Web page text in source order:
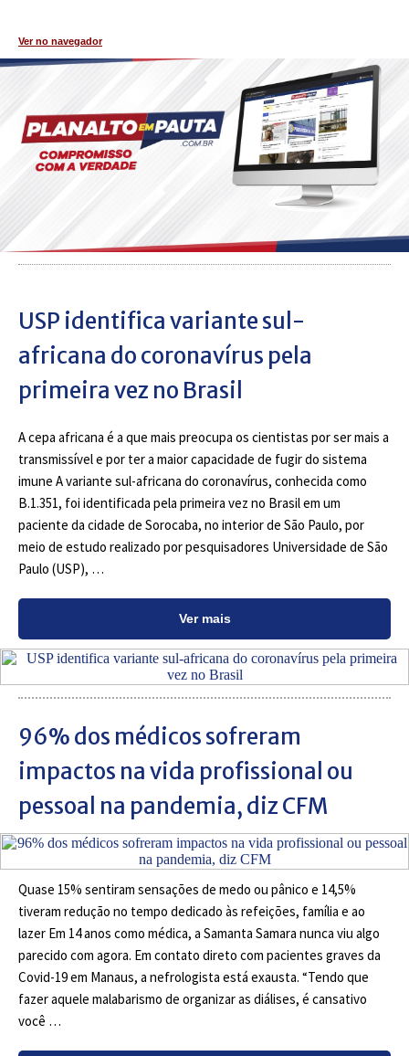
Ver no navegador
USP identifica variante sul-
africana do coronavírus pela
primeira vez no Brasil
A cepa africana é a que mais preocupa os cientistas por ser mais a
transmissível e por ter a maior capacidade de fugir do sistema
imune A variante sul-africana do coronavírus, conhecida como
B.1.351, foi identificada pela primeira vez no Brasil em um
paciente da cidade de Sorocaba, no interior de São Paulo, por
meio de estudo realizado por pesquisadores Universidade de São
Paulo (USP), …
Ver mais
96% dos médicos sofreram
impactos na vida profissional ou
pessoal na pandemia, diz CFM
Quase 15% sentiram sensações de medo ou pânico e 14,5%
tiveram redução no tempo dedicado às refeições, família e ao
lazer Em 14 anos como médica, a Samanta Samara nunca viu algo
parecido com agora. Em contato direto com pacientes graves da
Covid-19 em Manaus, a nefrologista está exausta. “Tendo que
fazer aquele malabarismo de organizar as diálises, é cansativo
você …